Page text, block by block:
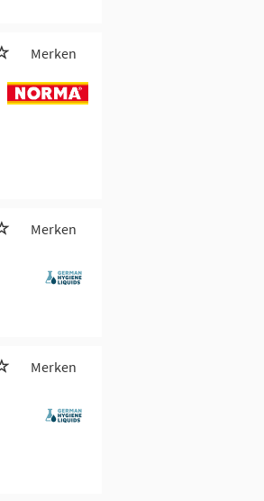
Merken
Merken
Merken